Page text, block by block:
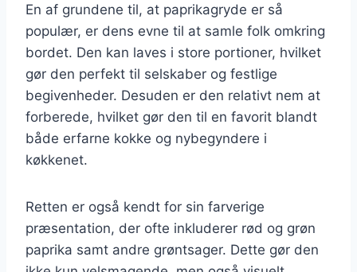
En af grundene til, at paprikagryde er så
populær, er dens evne til at samle folk omkring
bordet. Den kan laves i store portioner, hvilket
gør den perfekt til selskaber og festlige
begivenheder. Desuden er den relativt nem at
forberede, hvilket gør den til en favorit blandt
både erfarne kokke og nybegyndere i
køkkenet.
Retten er også kendt for sin farverige
præsentation, der ofte inkluderer rød og grøn
paprika samt andre grøntsager. Dette gør den